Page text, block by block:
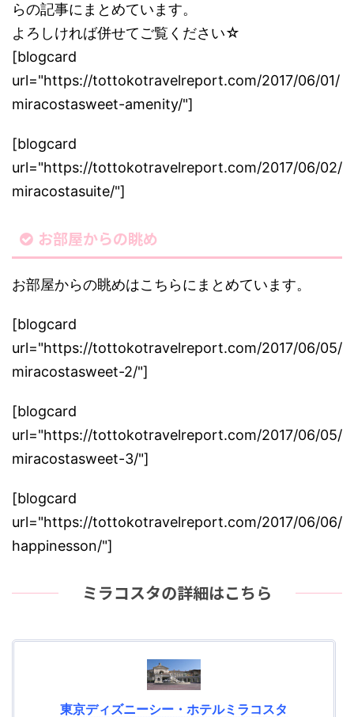
らの記事にまとめています。
よろしければ併せてご覧ください☆
[blogcard
url="https://tottokotravelreport.com/2017/06/01/
miracostasweet-amenity/"]
[blogcard
url="https://tottokotravelreport.com/2017/06/02/
miracostasuite/"]
お部屋からの眺め
お部屋からの眺めはこちらにまとめています。
[blogcard
url="https://tottokotravelreport.com/2017/06/05/
miracostasweet-2/"]
[blogcard
url="https://tottokotravelreport.com/2017/06/05/
miracostasweet-3/"]
[blogcard
url="https://tottokotravelreport.com/2017/06/06/
happinesson/"]
ミラコスタの詳細はこちら
東京ディズニーシー・ホテルミラコスタ